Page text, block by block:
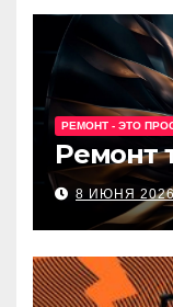
РЕМОНТ - ЭТО
Ремонт
8 ИЮНЯ